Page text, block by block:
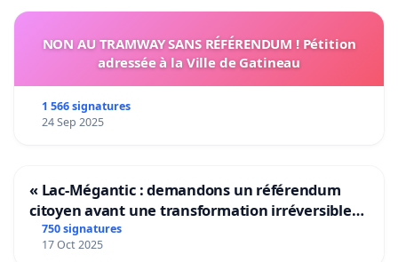
NON AU TRAMWAY SANS RÉFÉRENDUM ! Pétition
adressée à la Ville de Gatineau
1 566 signatures
24 Sep 2025
« Lac-Mégantic : demandons un référendum
citoyen avant une transformation irréversible
de notre territoire »
750 signatures
17 Oct 2025